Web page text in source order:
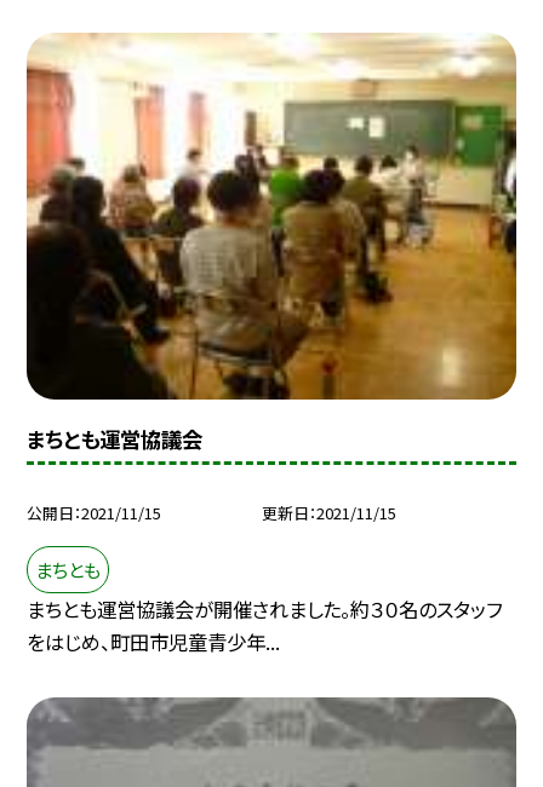
まちとも運営協議会
公開日 2021/11/15 更新日 2021/11/15
まちとも
まちとも運営協議会が開催されました。約３０名のスタッフ
をはじめ、町田市児童青少年...